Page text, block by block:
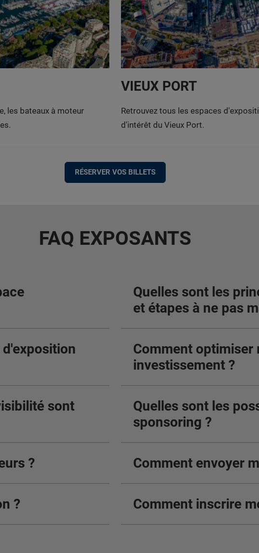
les bateaux à moteur
VIEUX PORT
Retrouvez tous les espaces
d'intérêt du Vieux Port.
RÉSERVER VOS BILLETS
FAQ EXPOSANTS
sont
?
?
Quelles sont les
et étapes à ne pas
Comment optimiser
investissement ?
Quelles sont les
sponsoring ?
Comment envoyer
Comment inscrire